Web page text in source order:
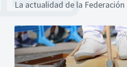
La actualidad de la Federación
M
o
r
e